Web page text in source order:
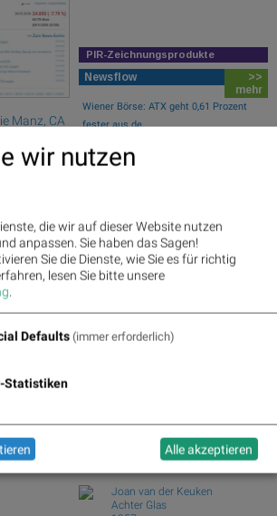
Manz, CA
für
5.63%
: 2.12%
» Details
Details
» Details
PIR-Zeichnungsprodukte
Newsflow
>>
mehr
Wiener Börse: ATX geht 0,61 Prozent
fester aus de...
Mobility ste...
Biotech, Kapsch ...
Wie VIG, AT&S, Lenzing, CA Immo,
Wienerberger und...
Börse Social Club Board
Dimitri Bogachuk
Joan van der Keuken
Achter Glas
wir nutzen
die wir auf dieser Website nutzen
anpassen. Sie haben das Sagen!
Sie die Dienste, wie Sie es für richtig
lesen Sie bitte unsere
.
Defaults (immer erforderlich)
Statistiken
Alle akzeptieren